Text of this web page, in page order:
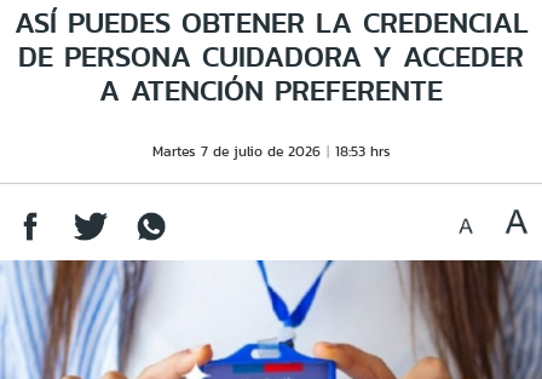
ASÍ PUEDES OBTENER LA CREDENCIAL
DE PERSONA CUIDADORA Y ACCEDER
A ATENCIÓN PREFERENTE
Martes 7 de julio de 2026 18:53 hrs